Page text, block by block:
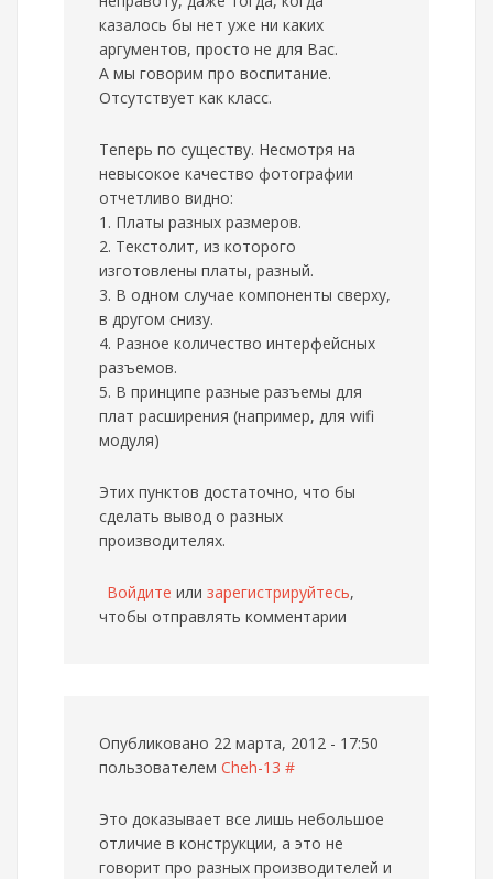
казалось бы нет уже ни каких
аргументов, просто не для Вас.
А мы говорим про воспитание.
Отсутствует как класс.
Теперь по существу. Несмотря на
невысокое качество фотографии
отчетливо видно:
1. Платы разных размеров.
2. Текстолит, из которого
изготовлены платы, разный.
3. В одном случае компоненты сверху,
в другом снизу.
4. Разное количество интерфейсных
разъемов.
5. В принципе разные разъемы для
плат расширения (например, для wifi
модуля)
Этих пунктов достаточно, что бы
сделать вывод о разных
производителях.
Войдите или зарегистрируйтесь,
чтобы отправлять комментарии
Опубликовано 22 марта, 2012 - 17:50
пользователем Cheh-13 #
Это доказывает все лишь небольшое
отличие в конструкции, а это не
говорит про разных производителей и